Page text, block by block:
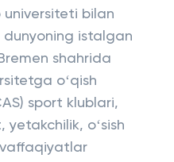
universiteti bilan
istalgan
shahrida
oʻqish
sport klublari,
yetakchilik, oʻsish